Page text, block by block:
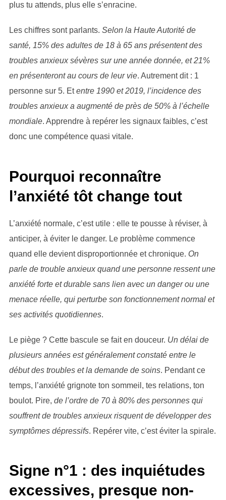
plus tu attends, plus elle s’enracine.
Les chiffres sont parlants. Selon la Haute Autorité de
santé, 15% des adultes de 18 à 65 ans présentent des
troubles anxieux sévères sur une année donnée, et 21%
en présenteront au cours de leur vie. Autrement dit : 1
personne sur 5. Etentre 1990 et 2019, l’incidence des
troubles anxieux a augmenté de près de 50% à l’échelle
mondiale. Apprendre à repérer les signaux faibles, c’est
donc une compétence quasi vitale.
Pourquoi reconnaître
l’anxiété tôt change tout
L’anxiété normale, c’est utile : elle te pousse à réviser, à
anticiper, à éviter le danger. Le problème commence
quand elle devient disproportionnée et chronique. On
parle de trouble anxieux quand une personne ressent une
anxiété forte et durable sans lien avec un danger ou une
menace réelle, qui perturbe son fonctionnement normal et
ses activités quotidiennes.
Le piège ? Cette bascule se fait en douceur. Un délai de
plusieurs années est généralement constaté entre le
début des troubles et la demande de soins. Pendant ce
temps, l’anxiété grignote ton sommeil, tes relations, ton
boulot. Pire, de l’ordre de 70 à 80% des personnes qui
souffrent de troubles anxieux risquent de développer des
symptômes dépressifs. Repérer vite, c’est éviter la spirale.
Signe n°1 : des inquiétudes
excessives, presque non-